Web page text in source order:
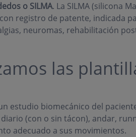
o SILMA. La SILMA (silicona
registro de patente, indicada
neuromas, rehabilitación
las
estudio biomecánico del
(con o sin tácon), andar,
adecuado a sus movimientos.